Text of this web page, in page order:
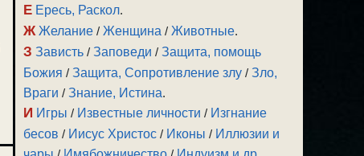
Е Ересь, Раскол.
Ж Желание /Женщина /Животные.
З Зависть /Заповеди /Защита, помощь
Божия /Защита, Сопротивление злу /Зло,
Враги /Знание, Истина.
И Игры / Известные личности / Изгнание
бесов / Иисус Христос / Иконы / Иллюзии и